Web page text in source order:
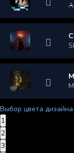
Выбор цвета дизайна
1
2
3